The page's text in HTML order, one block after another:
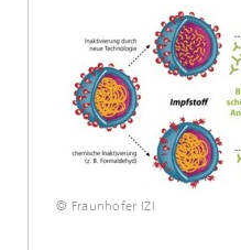
© Fraunhofer IZI